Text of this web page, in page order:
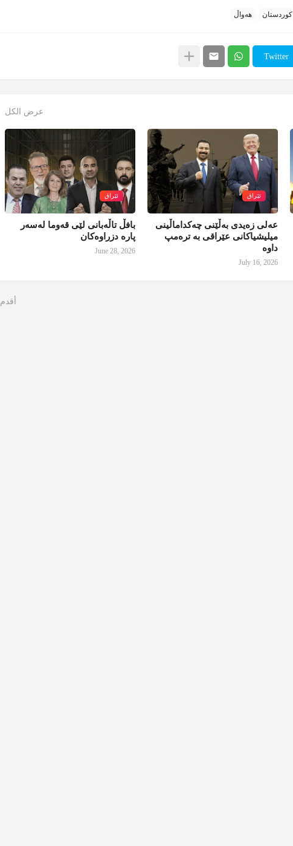
کوردستان هەواڵ
Twitter
عرض الكل
ئێراق
عەلی زەیدی بەڵێنی چەکداماڵینی
میلیشیاکانی عێراقی بە ترەمپ
داوە
July 16, 2026
ئێراق
بافڵ تاڵەبانی لێی قەوما لەسەر
پارە دزراوەکان
June 28, 2026
أقدم